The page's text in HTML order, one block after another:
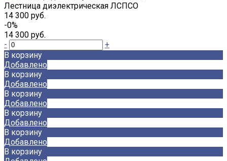
Лестница диэлектрическая ЛСПСО
14 300 руб.
-0%
14 300 руб.
-
+
В корзину
Добавлено
В корзину
Добавлено
В корзину
Добавлено
В корзину
Добавлено
В корзину
Добавлено
В корзину